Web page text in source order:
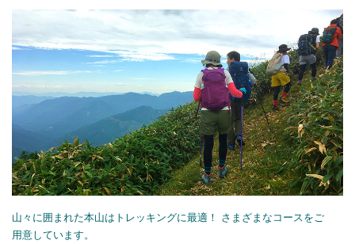
山々に囲まれた本山はトレッキングに最適！ さまざまなコースをご
用意しています。